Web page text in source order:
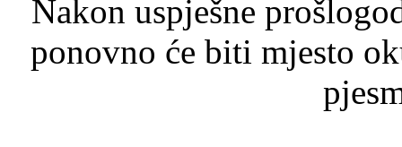
Nakon uspješne
ponovno će biti mjesto